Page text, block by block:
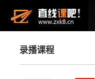
录播课程